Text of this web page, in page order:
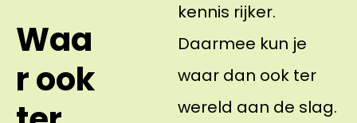
Waa
r ook
kennis rijker.
Daarmee kun je
waar dan ook ter
wereld aan de slag.